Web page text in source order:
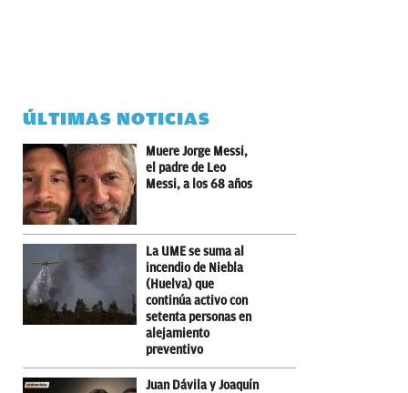
ÚLTIMAS NOTICIAS
Muere Jorge Messi,
el padre de Leo
Messi, a los 68 años
La UME se suma al
incendio de Niebla
(Huelva) que
continúa activo con
setenta personas en
alejamiento
preventivo
Juan Dávila y Joaquín